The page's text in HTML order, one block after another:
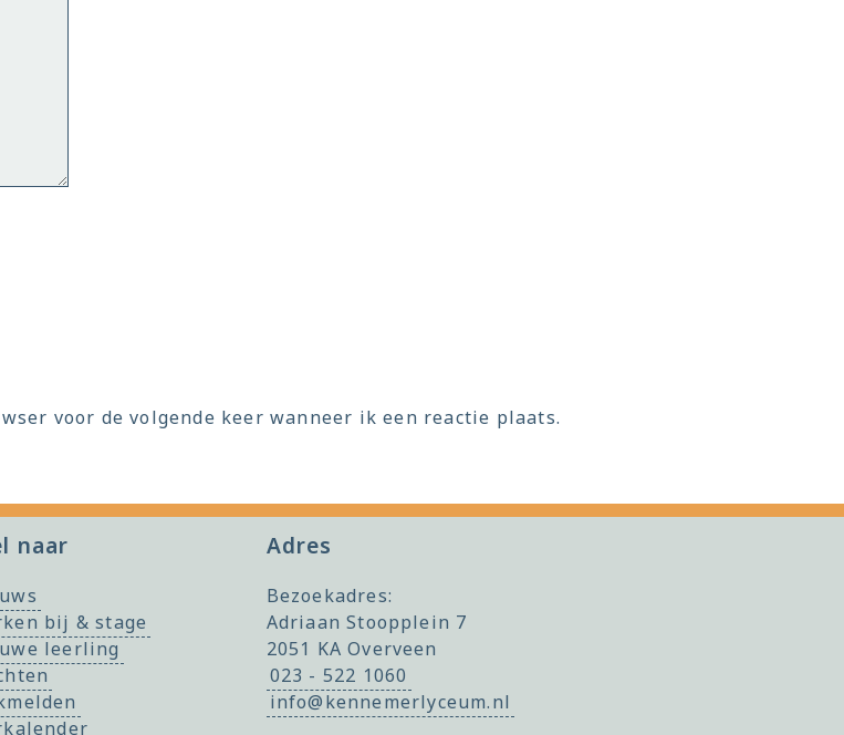
voor de volgende keer wanneer ik een reactie plaats.
naar
bij & stage
leerling
Adres
Bezoekadres:
Adriaan Stoopplein 7
2051 KA Overveen
023 - 522 1060
info@kennemerlyceum.nl